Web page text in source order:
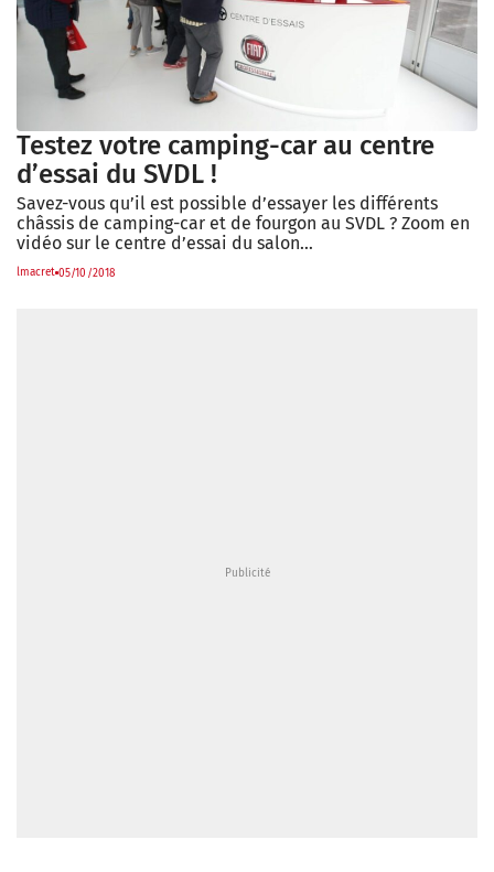
Testez votre camping-car au centre
d’essai du SVDL !
Savez-vous qu’il est possible d’essayer les différents
châssis de camping-car et de fourgon au SVDL ? Zoom en
vidéo sur le centre d’essai du salon…
lmacret 05/10/2018